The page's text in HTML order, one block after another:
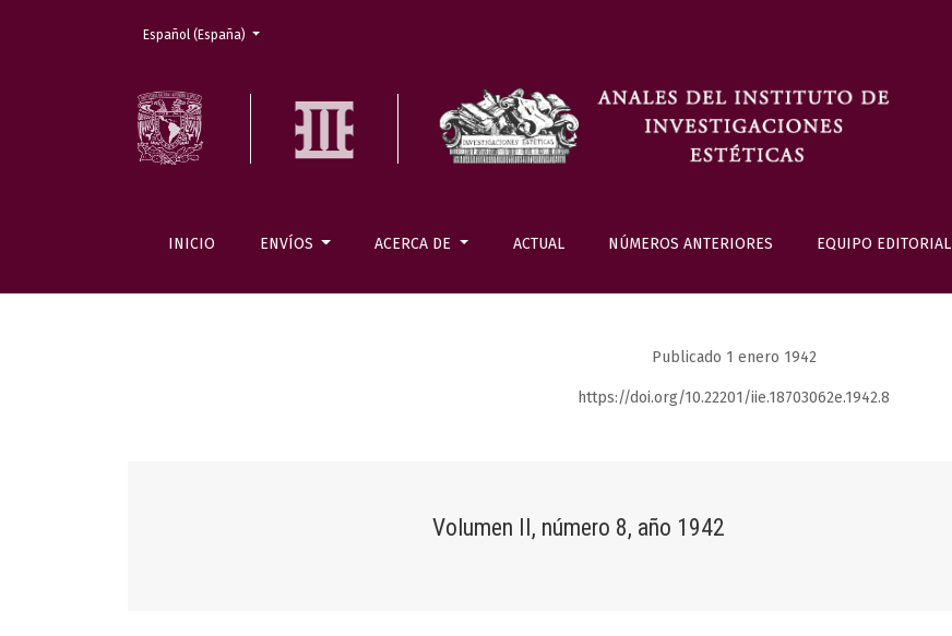
INICIO ENVÍOS ACERCA DE ACTUAL NÚMEROS ANTERIORES EQUIPO EDITORIAL
Cambiar el idioma. El actual es:
Español (España)
Publicado 1 enero 1942
https://doi.org/10.22201/iie.18703062e.1942.8
Volumen II, número 8, año 1942